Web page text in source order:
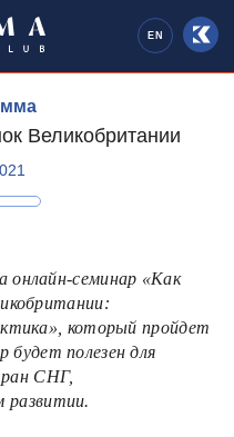
EN
Великобритании
который пройдет
будет полезен для
СНГ,
развитии.